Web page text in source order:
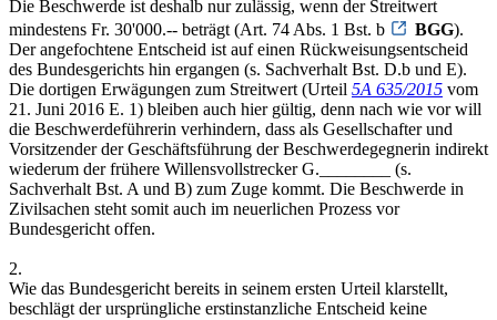
Die Beschwerde ist deshalb nur zulässig, wenn der Streitwert
mindestens Fr. 30'000.-- beträgt (Art. 74 Abs. 1 Bst. b
BGG).
Der angefochtene Entscheid ist auf einen Rückweisungsentscheid
des Bundesgerichts hin ergangen (s. Sachverhalt Bst. D.b und E).
Die dortigen Erwägungen zum Streitwert (Urteil 5A 635/2015 vom
21. Juni 2016 E. 1) bleiben auch hier gültig, denn nach wie vor will
die Beschwerdeführerin verhindern, dass als Gesellschafter und
Vorsitzender der Geschäftsführung der Beschwerdegegnerin indirekt
wiederum der frühere Willensvollstrecker G.________ (s.
Sachverhalt Bst. A und B) zum Zuge kommt. Die Beschwerde in
Zivilsachen steht somit auch im neuerlichen Prozess vor
Bundesgericht offen.
2.
Wie das Bundesgericht bereits in seinem ersten Urteil klarstellt,
beschlägt der ursprüngliche erstinstanzliche Entscheid keine